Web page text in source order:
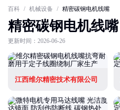
百科 / 机械设备 / 精密碳钢电机线嘴
精密碳钢电机线嘴
更新时间：2026-06-26
江西维尔精密技术有限公司